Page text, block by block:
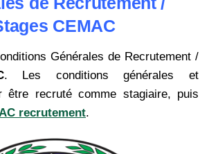
CEMAC
Générales de Recrutement /
. Les conditions générales et
être recruté comme stagiaire, puis
recrutement.